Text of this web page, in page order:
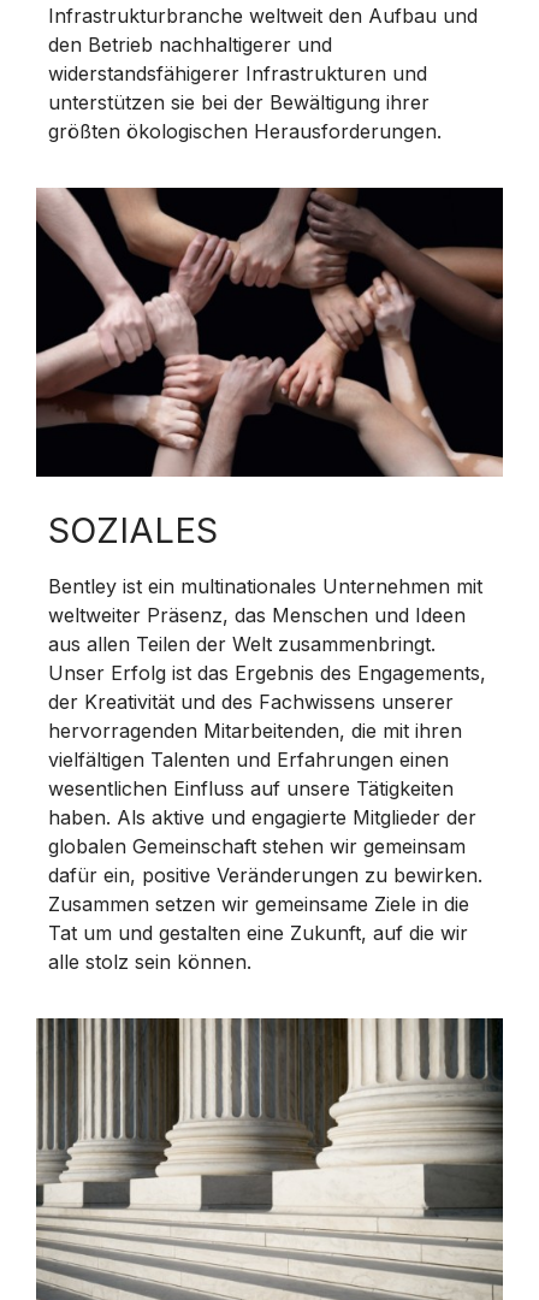
Infrastrukturbranche weltweit den Aufbau und
den Betrieb nachhaltigerer und
widerstandsfähigerer Infrastrukturen und
unterstützen sie bei der Bewältigung ihrer
größten ökologischen Herausforderungen.
SOZIALES
Bentley ist ein multinationales Unternehmen mit
weltweiter Präsenz, das Menschen und Ideen
aus allen Teilen der Welt zusammenbringt.
Unser Erfolg ist das Ergebnis des Engagements,
der Kreativität und des Fachwissens unserer
hervorragenden Mitarbeitenden, die mit ihren
vielfältigen Talenten und Erfahrungen einen
wesentlichen Einfluss auf unsere Tätigkeiten
haben. Als aktive und engagierte Mitglieder der
globalen Gemeinschaft stehen wir gemeinsam
dafür ein, positive Veränderungen zu bewirken.
Zusammen setzen wir gemeinsame Ziele in die
Tat um und gestalten eine Zukunft, auf die wir
alle stolz sein können.